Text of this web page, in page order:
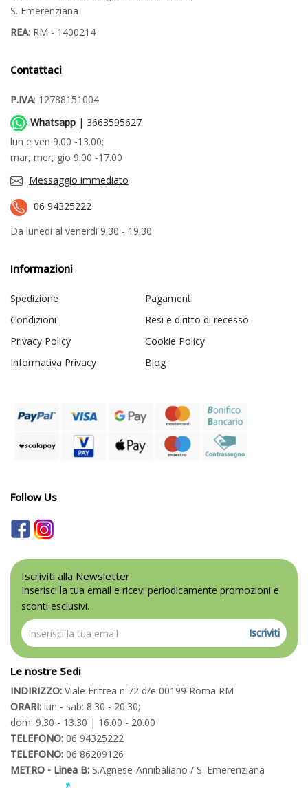
S. Emerenziana
REA: RM - 1400214
Contattaci
P.IVA: 12788151004
Whatsapp | 3663595627
lun e ven 9.00 -13.00;
mar, mer, gio 9.00 -17.00
Messaggio immediato
06 94325222
Da lunedi al venerdi 9.30 - 19.30
Informazioni
Spedizione
Pagamenti
Condizioni
Resi e diritto di recesso
Privacy Policy
Cookie Policy
Informativa Privacy
Blog
Follow Us
Iscriviti alla Newsletter
Inserisci la tua email e ricevi periodicamente promozioni e
sconti esclusivi.
Iscriviti
Le nostre Sedi
INDIRIZZO: Viale Eritrea n 72 d/e 00199 Roma RM
ORARI: lun - sab: 8.30 - 20.30;
dom: 9.30 - 13.30 | 16.00 - 20.00
TELEFONO: 06 94325222
TELEFONO: 06 86209126
METRO - Linea B: S.Agnese-Annibaliano / S. Emerenziana